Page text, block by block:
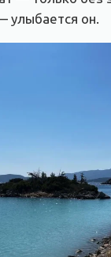
улыбается он.